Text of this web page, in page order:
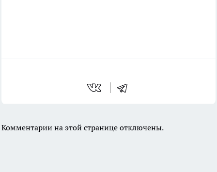
Комментарии на этой странице отключены.